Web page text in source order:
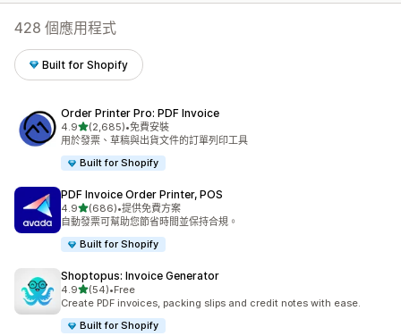
428 個應用程式
Built for Shopify
Order Printer Pro: PDF Invoice
4.9滿分 5 顆星
(2,685)
共有 2685 則評價
•免費安裝
用於發票、草稿與出貨文件的訂單列印工具
Built for Shopify
PDF Invoice Order Printer, POS
4.9滿分 5 顆星
(686)
共有 686 則評價
•提供免費方案
自動發票可幫助您節省時間並保持合規。
Built for Shopify
Shoptopus: Invoice Generator
4.9滿分 5 顆星
(54)
共有 54 則評價
•Free
Create PDF invoices, packing slips and credit notes with ease.
Built for Shopify